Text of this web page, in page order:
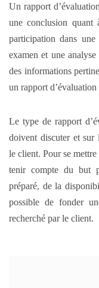
Un rapport
une conclusion quant
participation dans
examen et une
des informations
un rapport d’évaluation
Le type de rapport
doivent discuter et sur
le client. Pour se
tenir compte du but
préparé, de la
possible de fonder
recherché par le client.